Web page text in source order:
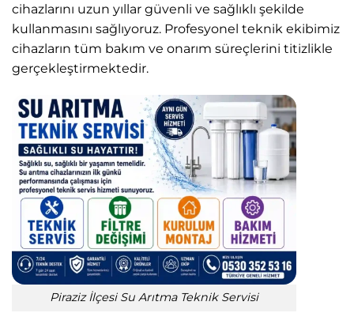
cihazlarını uzun yıllar güvenli ve sağlıklı şekilde
kullanmasını sağlıyoruz. Profesyonel teknik ekibimiz
cihazların tüm bakım ve onarım süreçlerini titizlikle
gerçekleştirmektedir.
Piraziz İlçesi Su Arıtma Teknik Servisi